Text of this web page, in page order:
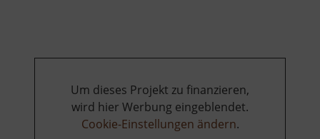
Um dieses Projekt zu finanzieren,
wird hier Werbung eingeblendet.
Cookie-Einstellungen ändern.